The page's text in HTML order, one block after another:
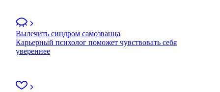
Вылечить синдром самозванца
Карьерный психолог поможет чувствовать себя
увереннее